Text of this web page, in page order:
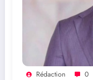
Rédaction 0